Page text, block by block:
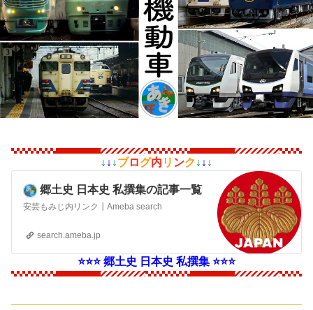
↓ ↓ ↓ブログ内 リ ンク ↓ ↓ ↓
郷土史 日本史 私撰集の記事一覧
安芸もみじ内リンク┃Ameba search
search.ameba.jp
⭐⭐⭐ 郷土史 日本史 私撰集 ⭐⭐⭐